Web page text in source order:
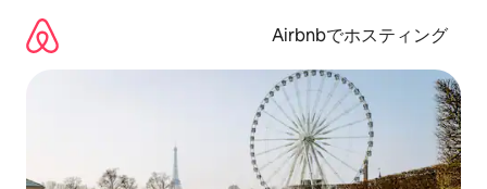
Airbnbでホスティング